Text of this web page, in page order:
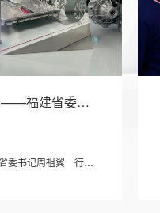
铆足精神加油干 奋力拼出好势头——福建省委书记周祖翼一行莅临公司视察指导工作
春意浓，心志坚，奋斗不止步。2月23日，省委书记周祖翼一行莅临三祥新材股份有限公司视察指导工作。